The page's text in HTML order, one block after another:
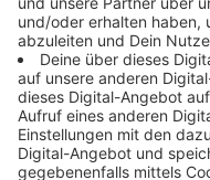
außerdem die neue
Hauptbahnhof
der Eröffnung
durch das neue Haus
Anzeige